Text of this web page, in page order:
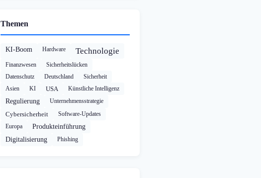
Themen
KI-Boom Hardware Technologie
Finanzwesen
Sicherheitslücken
Datenschutz
Deutschland
Sicherheit
Asien
KI USA Künstliche Intelligenz
Regulierung Unternehmensstrategie
Cybersicherheit
Software-Updates
Europa
Produkteinführung
Digitalisierung
Phishing